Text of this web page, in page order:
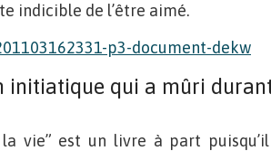
indicible de l’être aimé.
initiatique qui a mûri
vie” est un livre à part